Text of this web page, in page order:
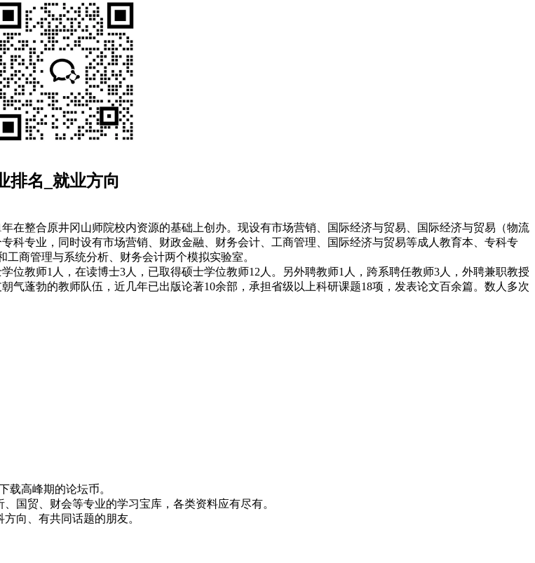
排名_就业方向
整合原井冈山师院校内资源的基础上创办。现设有市场营销、国际经济与贸易、国际经济与贸易（物流
科专业，同时设有市场营销、财政金融、财务会计、工商管理、国际经济与贸易等成人教育本、专科专
商管理与系统分析、财务会计两个模拟实验室。
教师1人，在读博士3人，已取得硕士学位教师12人。另外聘教师1人，跨系聘任教师3人，外聘兼职教授
气蓬勃的教师队伍，近几年已出版论著10余部，承担省级以上科研课题18项，发表论文百余篇。数人多次
载高峰期的论坛币。
国贸、财会等专业的学习宝库，各类资料应有尽有。
向、有共同话题的朋友。